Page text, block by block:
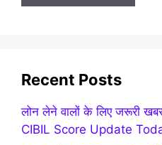
Recent Posts
लोन लेने वालों के लिए जरूरी
CIBIL Score Update